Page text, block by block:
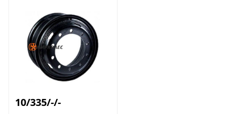
10/335/-/-